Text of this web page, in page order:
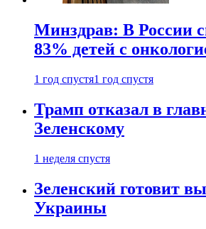
Минздрав: В России
83% детей с
1 год спустя1 год спустя
Трамп отказал в
Зеленскому
1 неделя спустя
Зеленский готовит
Украины